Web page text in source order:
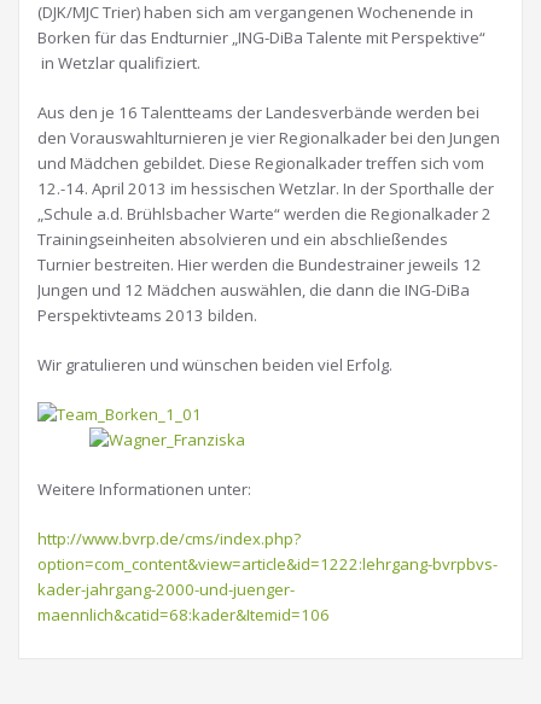
(DJK/MJC Trier) haben sich am vergangenen Wochenende in
Borken für das Endturnier „ING-DiBa Talente mit Perspektive“
in Wetzlar qualifiziert.
Aus den je 16 Talentteams der Landesverbände werden bei
den Vorauswahlturnieren je vier Regionalkader bei den Jungen
und Mädchen gebildet. Diese Regionalkader treffen sich vom
12.-14. April 2013 im hessischen Wetzlar. In der Sporthalle der
„Schule a.d. Brühlsbacher Warte“ werden die Regionalkader 2
Trainingseinheiten absolvieren und ein abschließendes
Turnier bestreiten. Hier werden die Bundestrainer jeweils 12
Jungen und 12 Mädchen auswählen, die dann die ING-DiBa
Perspektivteams 2013 bilden.
Wir gratulieren und wünschen beiden viel Erfolg.
Weitere Informationen unter:
http://www.bvrp.de/cms/index.php?
option=com_content&view=article&id=1222:lehrgang-bvrpbvs-
kader-jahrgang-2000-und-juenger-
maennlich&catid=68:kader&Itemid=106